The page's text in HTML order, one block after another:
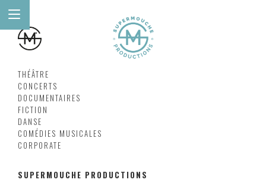
THÉÂTRE
CONCERTS
DOCUMENTAIRES
FICTION
DANSE
COMÉDIES MUSICALES
CORPORATE
SUPERMOUCHE PRODUCTIONS